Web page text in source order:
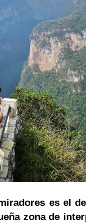
es el
zona de